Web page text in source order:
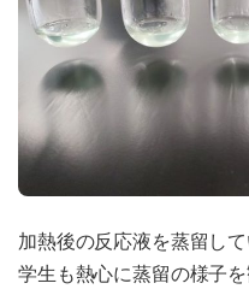
加熱後の反応液を蒸留して
学生も熱心に蒸留の様子を